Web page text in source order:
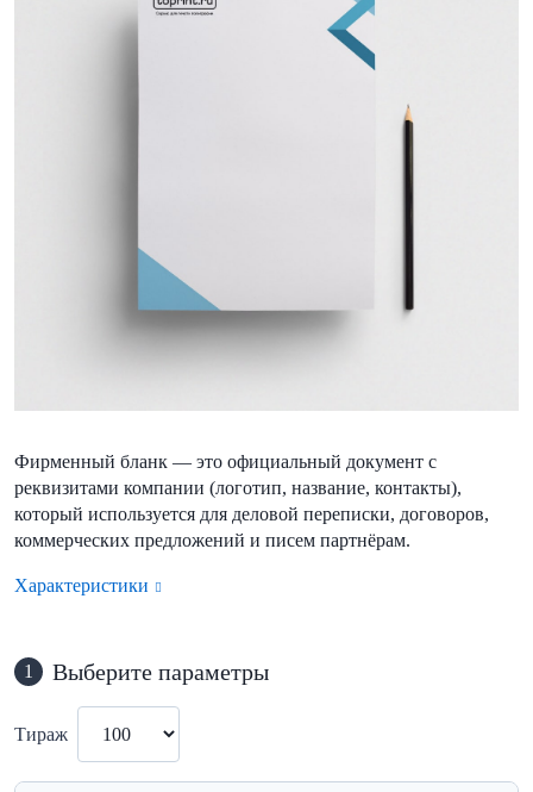
Фирменный бланк — это официальный документ с
реквизитами компании (логотип, название, контакты),
который используется для деловой переписки, договоров,
коммерческих предложений и писем партнёрам.
Характеристики
1 Выберите параметры
Тираж